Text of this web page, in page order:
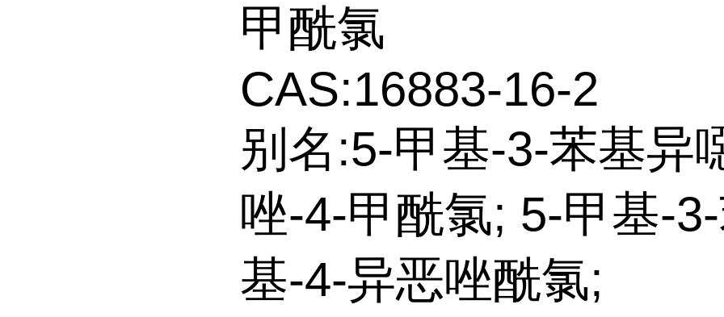
甲酰氯
CAS:16883-16-2
别名:5-甲基-3-苯基异
唑-4-甲酰氯; 5-甲基-
基-4-异恶唑酰氯;